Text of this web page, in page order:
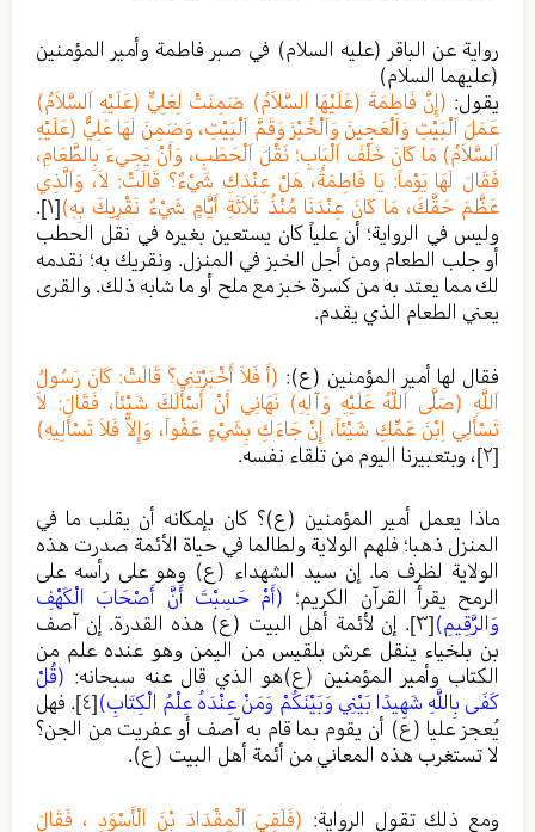
رواية عن الباقر (عليه السلام) في صبر فاطمة وأمير المؤمنين
(عليهما السلام)
يقول: (إِنَّ فَاطِمَةَ (عَلَيْهَا اَلسَّلاَمُ) ضَمِنَتْ لِعَلِيٍّ (عَلَيْهِ اَلسَّلاَمُ)
عَمَلَ اَلْبَيْتِ وَاَلْعَجِينَ وَاَلْخُبْزَ وَقَمَّ اَلْبَيْتِ، وَضَمِنَ لَهَا عَلِيٌّ (عَلَيْهِ
اَلسَّلاَمُ) مَا كَانَ خَلْفَ اَلْبَابِ؛ نَقْلَ اَلْحَطَبِ، وَأَنْ يَجِيءَ بِالطَّعَامِ،
فَقَالَ لَهَا يَوْماً: يَا فَاطِمَةُ، هَلْ عِنْدَكِ شَيْءٌ؟ قَالَتْ: لاَ، وَاَلَّذِي
عَظَّمَ حَقَّكَ، مَا كَانَ عِنْدَنَا مُنْذُ ثَلاَثَةِ أَيَّامٍ شَيْءٌ نَقْرِيكَ بِهِ)[١] .
وليس في الرواية؛ أن علياً كان يستعين بغيره في نقل الحطب
أو جلب الطعام ومن أجل الخبز في المنزل. ونقريك به؛ نقدمه
لك مما يعتد به من كسرة خبز مع ملح أو ما شابه ذلك. والقرى
يعني الطعام الذي يقدم.
فقال لها أمير المؤمنين (ع): (أَ فَلاَ أَخْبَرْتِنِي؟ قَالَتْ: كَانَ رَسُولُ
اَللَّهِ (صَلَّى اَللَّهُ عَلَيْهِ وَآلِهِ) نَهَانِي أَنْ أَسْأَلَكَ شَيْئاً، فَقَالَ: لاَ
تَسْأَلِي اِبْنَ عَمِّكِ شَيْئاً، إِنْ جَاءَكِ بِشَيْءٍ عَفْواً، وَإِلاَّ فَلاَ تَسْأَلِيهِ)
[٢]
، وبتعبيرنا اليوم من تلقاء نفسه.
ماذا يعمل أمير المؤمنين (ع)؟ كان بإمكانه أن يقلب ما في
المنزل ذهبا؛ فلهم الولاية ولطالما في حياة الأئمة صدرت هذه
الولاية لظرف ما. إن سيد الشهداء (ع) وهو على رأسه على
الرمح يقرأ القرآن الكريم؛ (أَمْ حَسِبْتَ أَنَّ أَصْحَابَ الْكَهْفِ
وَالرَّقِيمِ)[٣]
. إن لأئمة أهل البيت (ع) هذه القدرة. إن آصف
بن بلخياء ينقل عرش بلقيس من اليمن وهو عنده علم من
الكتاب وأمير المؤمنين (ع)هو الذي قال عنه سبحانه: (قُلْ
كَفَى بِاللَّهِ شَهِيدًا بَيْنِي وَبَيْنَكُمْ وَمَنْ عِنْدَهُ عِلْمُ الْكِتَابِ)[٤]
. فهل
يُعجز عليا (ع) أن يقوم بما قام به آصف أو عفريت من الجن؟
لا تستغرب هذه المعاني من أئمة أهل البيت (ع).
ومع ذلك تقول الرواية: (فَلَقِيَ اَلْمِقْدَادَ بْنَ اَلْأَسْوَدِ ، فَقَالَ